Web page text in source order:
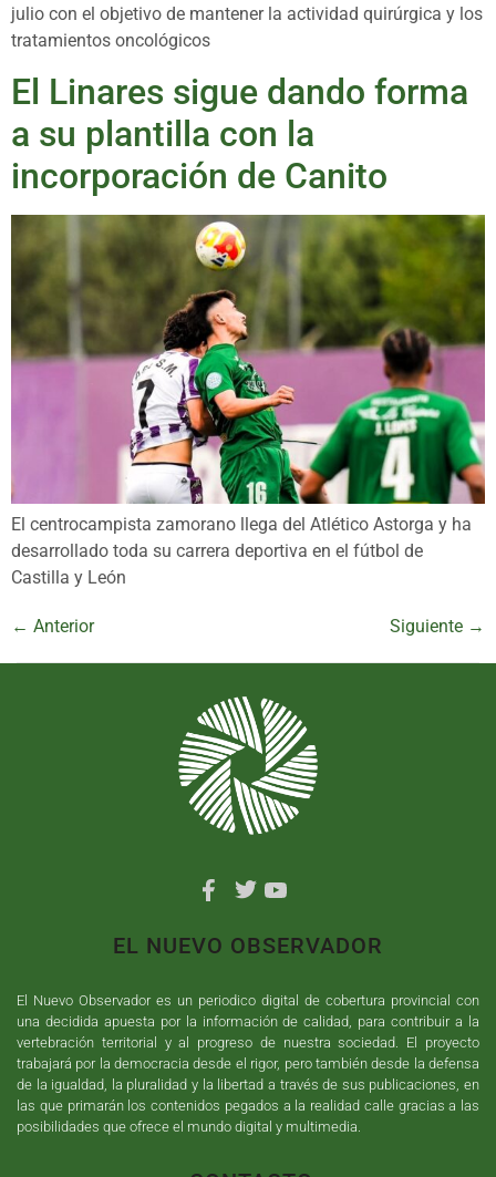
julio con el objetivo de mantener la actividad quirúrgica y los
tratamientos oncológicos
El Linares sigue dando forma
a su plantilla con la
incorporación de Canito
El centrocampista zamorano llega del Atlético Astorga y ha
desarrollado toda su carrera deportiva en el fútbol de
Castilla y León
← Anterior Siguiente →
EL NUEVO OBSERVADOR
El Nuevo Observador es un periodico digital de cobertura provincial con
una decidida apuesta por la información de calidad, para contribuir a la
vertebración territorial y al progreso de nuestra sociedad. El proyecto
trabajará por la democracia desde el rigor, pero también desde la defensa
de la igualdad, la pluralidad y la libertad a través de sus publicaciones, en
las que primarán los contenidos pegados a la realidad calle gracias a las
posibilidades que ofrece el mundo digital y multimedia.